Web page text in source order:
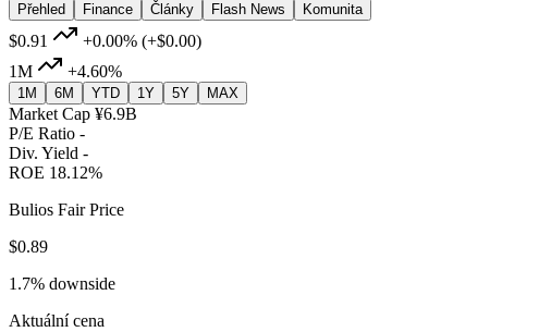
Přehled
Finance Články Flash News Komunita
$0.91 +0.00% (+$0.00)
1M
+4.60%
1M 6M YTD 1Y 5Y MAX
Market Cap ¥6.9B
P/E Ratio -
Div. Yield -
ROE 18.12%
Bulios Fair Price
$0.89
1.7% downside
Aktuální cena